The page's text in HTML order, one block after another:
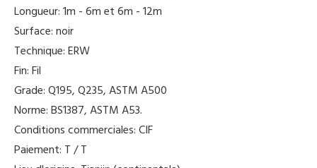
Longueur: 1m - 6m et 6m - 12m
Surface: noir
Technique: ERW
Fin: Fil
Grade: Q195, Q235, ASTM A500
Norme: BS1387, ASTM A53.
Conditions commerciales: CIF
Paiement: T / T